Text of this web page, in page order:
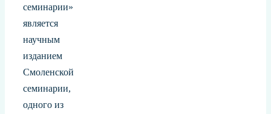
семинарии»
является
научным
изданием
Смоленской
семинарии,
одного из